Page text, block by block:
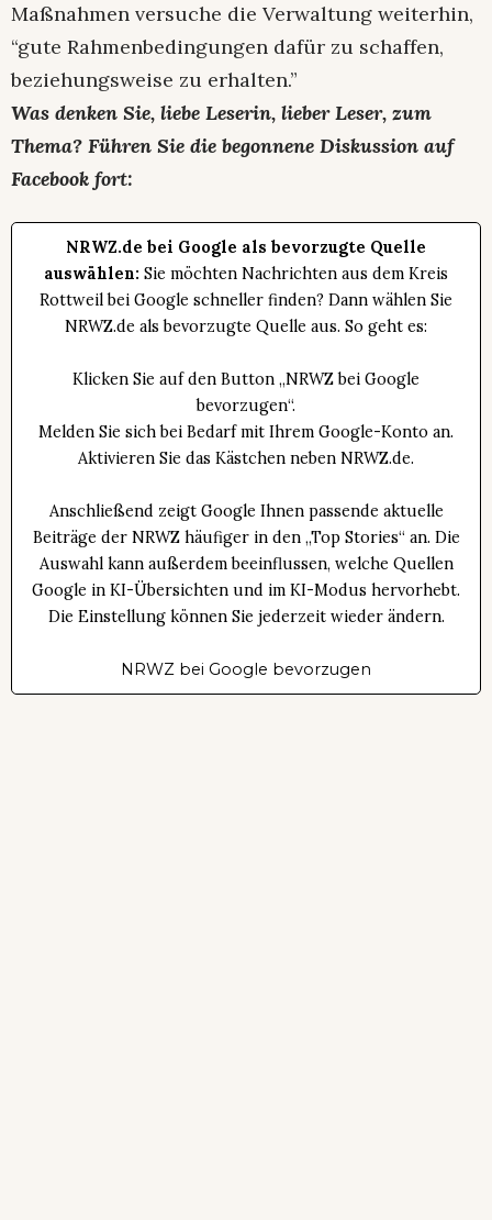
Maßnahmen versuche die Verwaltung weiterhin,
“gute Rahmenbedingungen dafür zu schaffen,
beziehungsweise zu erhalten.”
Was denken Sie, liebe Leserin, lieber Leser, zum
Thema? Führen Sie die begonnene Diskussion auf
Facebook fort:
NRWZ.de bei Google als bevorzugte Quelle
auswählen: Sie möchten Nachrichten aus dem Kreis
Rottweil bei Google schneller finden? Dann wählen Sie
NRWZ.de als bevorzugte Quelle aus. So geht es:
Klicken Sie auf den Button „NRWZ bei Google
bevorzugen“.
Melden Sie sich bei Bedarf mit Ihrem Google-Konto an.
Aktivieren Sie das Kästchen neben NRWZ.de.
Anschließend zeigt Google Ihnen passende aktuelle
Beiträge der NRWZ häufiger in den „Top Stories“ an. Die
Auswahl kann außerdem beeinflussen, welche Quellen
Google in KI-Übersichten und im KI-Modus hervorhebt.
Die Einstellung können Sie jederzeit wieder ändern.
NRWZ bei Google bevorzugen